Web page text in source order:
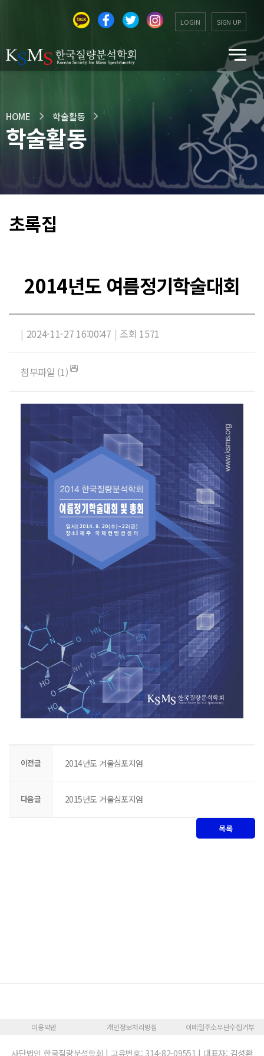
LOGIN SIGN UP
HOME 학술활동
학술활동
초록집
2014년도 여름정기학술대회
| 2024-11-27 16:00:47 | 조회 1571
첨부파일 (1)
이전글 2014년도 겨울심포지엄
다음글 2015년도 겨울심포지엄
목록
이용약관 개인정보처리방침 이메일주소무단수집거부
사단법인 한국질량분석학회 | 고유번호: 314-82-09551 | 대표자: 김성환